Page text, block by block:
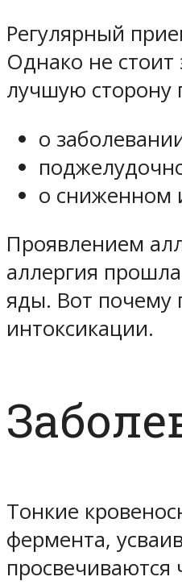
Регулярный
Однако не
лучшую сторону
о
о сниженном
Проявлением
аллергия
яды. Вот почему
интоксикации.
Тонкие
фермента,
просвечиваются